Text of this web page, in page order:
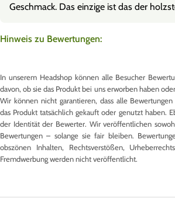
Geschmack. Das einzige ist das der
Hinweis zu Bewertungen:
In unserem Headshop können alle Besucher
davon, ob sie das Produkt bei uns erworben haben
Wir können nicht garantieren, dass alle
das Produkt tatsächlich gekauft oder genutzt haben.
der Identität der Bewerter. Wir veröffentlichen
Bewertungen – solange sie fair bleiben.
obszönen Inhalten, Rechtsverstößen,
Fremdwerbung werden nicht veröffentlicht.